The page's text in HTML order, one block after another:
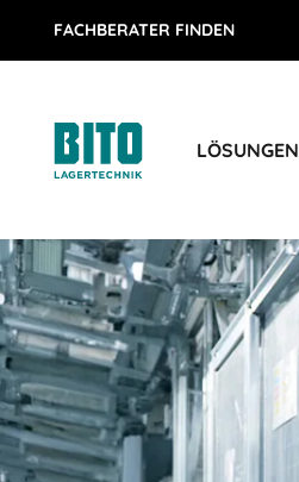
FACHBERATER FINDEN
LÖSUNGEN